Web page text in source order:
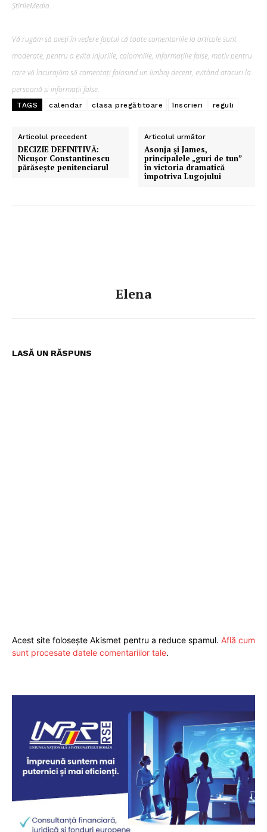
Politica de Confidențialitate
ȘtirileMedia.
Vă rugăm să aveți în vedere faptul că toate comentariile la articole sunt
moderate, pentru a evita injuriile, calomniile, informațiile false, motiv pentru
care vă încurajăm să comentați folosind un limbaj decent, evitând atacuri la
persoană și informații false.
TAGS calendar clasa pregătitoare înscrieri reguli
Articolul precedent
DECIZIE DEFINITIVĂ:
Nicușor Constantinescu
părăsește penitenciarul
Articolul următor
Asonja și James,
principalele „guri de tun”
în victoria dramatică
împotriva Lugojului
Elena
LASĂ UN RĂSPUNS
Acest site folosește Akismet pentru a reduce spamul. Află cum
sunt procesate datele comentariilor tale.